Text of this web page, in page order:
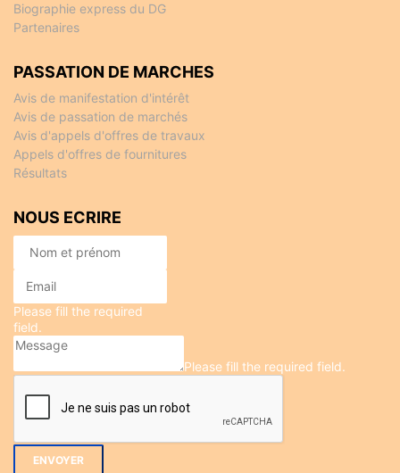
Biographie express du DG
Partenaires
PASSATION DE MARCHES
Avis de manifestation d'intérêt
Avis de passation de marchés
Avis d'appels d'offres de travaux
Appels d'offres de fournitures
Résultats
NOUS ECRIRE
Please fill the required
field.
Please fill the required field.
ENVOYER